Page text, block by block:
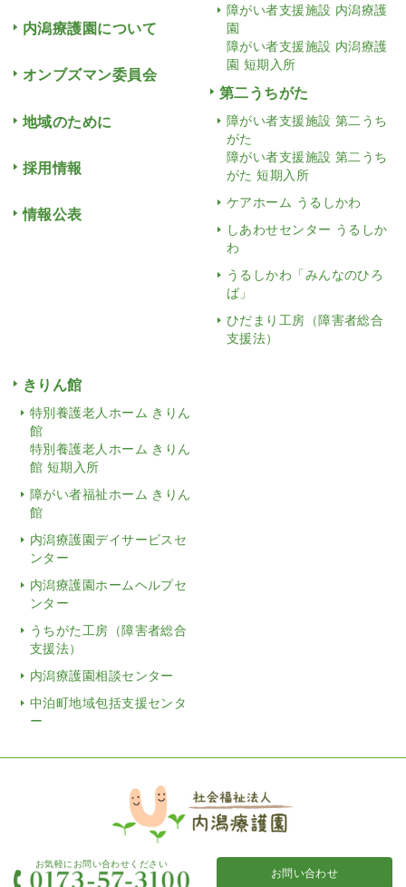
内潟療護園について
オンブズマン委員会
地域のために
採用情報
情報公表
障がい者支援施設 内潟療護
園
障がい者支援施設 内潟療護
園 短期入所
第二うちがた
障がい者支援施設 第二うち
がた
障がい者支援施設 第二うち
がた 短期入所
ケアホーム うるしかわ
しあわせセンター うるしか
わ
うるしかわ「みんなのひろ
ば」
ひだまり工房（障害者総合
支援法）
きりん館
特別養護老人ホーム きりん
館
特別養護老人ホーム きりん
館 短期入所
障がい者福祉ホーム きりん
館
内潟療護園デイサービスセ
ンター
内潟療護園ホームヘルプセ
ンター
うちがた工房（障害者総合
支援法）
内潟療護園相談センター
中泊町地域包括支援センタ
ー
お気軽にお問い合わせください
お問い合わせ